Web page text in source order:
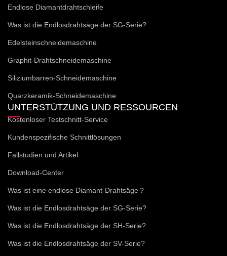
Endlose Diamantdrahtschleife
Was ist die Endlosdrahtsäge der SG-Serie?
Edelsteinschneidemaschine
Graphit-Drahtschneidemaschine
Siliziumbarren-Schneidemaschine
Quarzkeramik-Schneidemaschine
UNTERSTÜTZUNG UND RESSOURCEN
Kostenloser Testschnitt-Service
Kundenspezifische Schnittlösungen
Fallstudien und Artikel
Download-Center
Was ist eine endlose Diamant-Drahtsäge？
Was ist die Endlosdrahtsäge der SG-Serie?
Was ist die Endlosdrahtsäge der SH-Serie?
Was ist die Endlosdrahtsäge der SV-Serie?